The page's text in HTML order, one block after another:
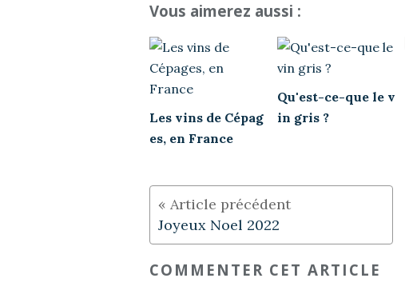
Vous aimerez aussi :
Les vins de Cépag
es, en France
Qu'est-ce-que le v
in gris ?
Joyeux Noel 2022
COMMENTER CET ARTICLE